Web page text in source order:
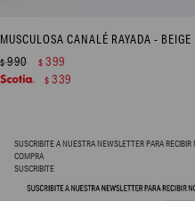
MUSCULOSA CANALÉ RAYADA - BEIGE
$990 $ 399
$ 339
SUSCRIBITE A NUESTRA NEWSLETTER PARA
COMPRA
SUSCRIBITE